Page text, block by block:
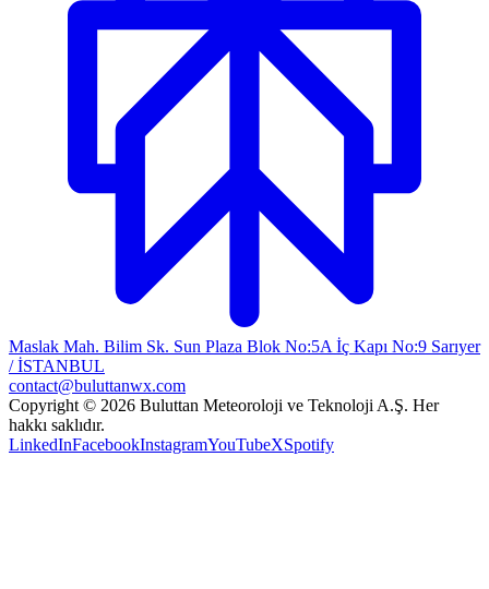
Maslak Mah. Bilim Sk. Sun Plaza Blok No:5A İç Kapı No:9 Sarıyer
/ İSTANBUL
contact@buluttanwx.com
Copyright © 2026 Buluttan Meteoroloji ve Teknoloji A.Ş. Her
hakkı saklıdır.
LinkedInFacebookInstagramYouTubeXSpotify